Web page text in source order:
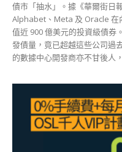
債市「抽水」。據《華爾街日
Alphabet、Meta 及 Oracle 在
值近 900 億美元的投資級債券
發債量，竟已超越這些公司過
的數據中心開發商亦不甘後人